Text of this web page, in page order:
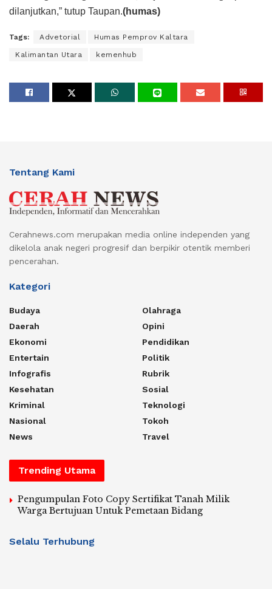
dilanjutkan,” tutup Taupan.(humas)
Tags: Advetorial Humas Pemprov Kaltara
Kalimantan Utara kemenhub
Tentang Kami
Cerahnews.com merupakan media online independen yang
dikelola anak negeri progresif dan berpikir otentik memberi
pencerahan.
Kategori
Budaya
Daerah
Ekonomi
Entertain
Infografis
Kesehatan
Kriminal
Nasional
News
Olahraga
Opini
Pendidikan
Politik
Rubrik
Sosial
Teknologi
Tokoh
Travel
Trending Utama
Pengumpulan Foto Copy Sertifikat Tanah Milik
Warga Bertujuan Untuk Pemetaan Bidang
Selalu Terhubung